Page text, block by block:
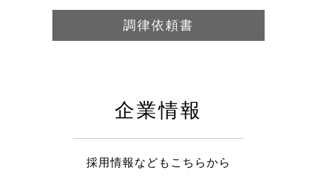
調律依頼書
企業情報
採用情報などもこちらから